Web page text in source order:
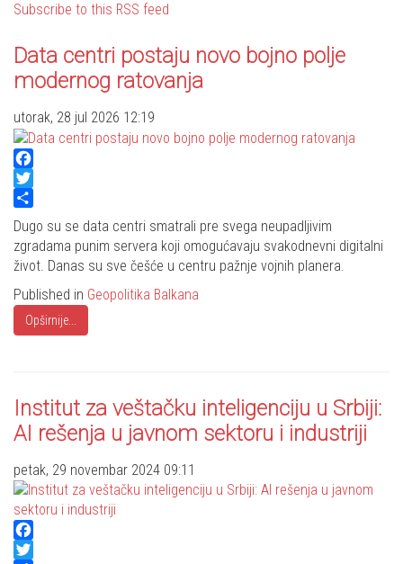
Subscribe to this RSS feed
Data centri postaju novo bojno polje
modernog ratovanja
utorak, 28 jul 2026 12:19
Facebook
Twitter
Share
Dugo su se data centri smatrali pre svega neupadljivim
zgradama punim servera koji omogućavaju svakodnevni digitalni
život. Danas su sve češće u centru pažnje vojnih planera.
Published in Geopolitika Balkana
Opširnije...
Institut za veštačku inteligenciju u Srbiji:
AI rešenja u javnom sektoru i industriji
petak, 29 novembar 2024 09:11
Facebook